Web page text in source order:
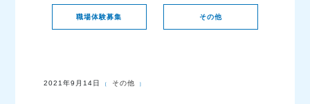
職場体験募集 その他
2021年9月14日 [ その他 ]